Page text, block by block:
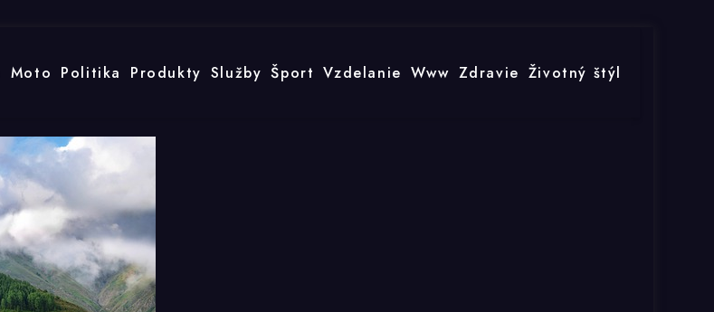
Moto Politika Produkty Služby Šport Vzdelanie Www Zdravie Životný štýl